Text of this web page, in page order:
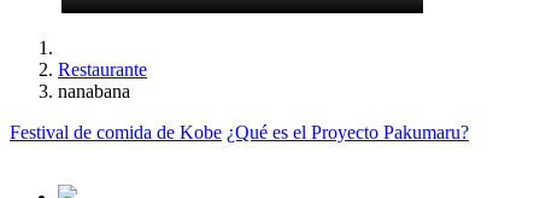
Restaurante
nanabana
Festival de comida de Kobe ¿Qué es el Proyecto Pakumaru?